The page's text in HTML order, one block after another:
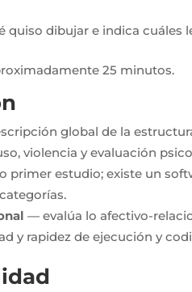
quiso dibujar e indica cuáles
25 minutos.
global de la
violencia y evaluación
primer estudio; existe un
— evalúa lo afectivo-
y rapidez de ejecución y